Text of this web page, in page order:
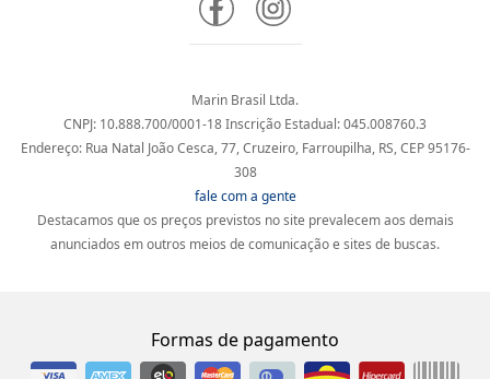
Marin Brasil Ltda.
CNPJ: 10.888.700/0001-18 Inscrição Estadual: 045.008760.3
Endereço: Rua Natal João Cesca, 77, Cruzeiro, Farroupilha, RS, CEP 95176-
308
fale com a gente
Destacamos que os preços previstos no site prevalecem aos demais
anunciados em outros meios de comunicação e sites de buscas.
Formas de pagamento